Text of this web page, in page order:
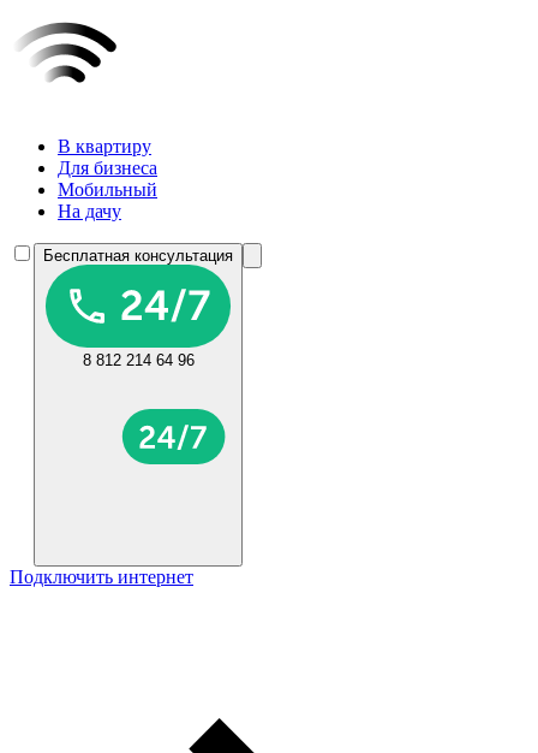
В квартиру
Для бизнеса
Мобильный
На дачу
Бесплатная консультация
8 812 214 64 96
Подключить интернет